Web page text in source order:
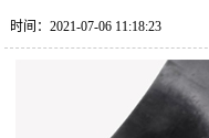
时间：2021-07-06 11:18:23